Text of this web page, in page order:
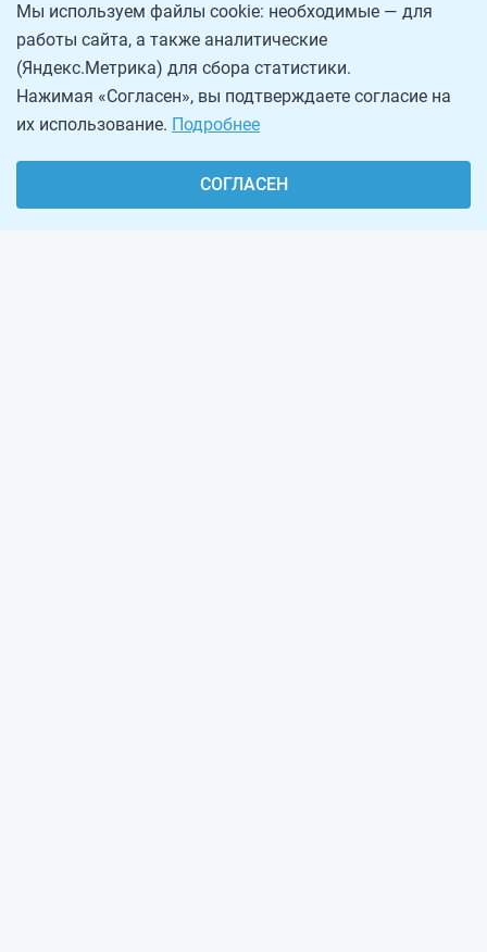
Мы используем файлы cookie: необходимые — для
работы сайта, а также аналитические
(Яндекс.Метрика) для сбора статистики.
Нажимая «Согласен», вы подтверждаете согласие на
их использование. Подробнее
СОГЛАСЕН